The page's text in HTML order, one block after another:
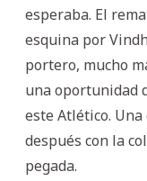
esperaba. El
esquina por
portero, mucho
una oportunidad
este Atlético.
después con la
pegada.